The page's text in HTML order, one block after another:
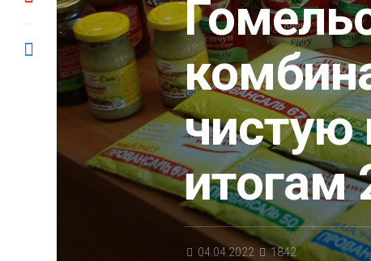
чистую
итогам
04.04.2022 1842